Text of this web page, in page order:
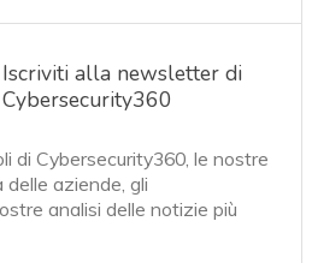
Iscriviti alla newsletter di
Cybersecurity360
di Cybersecurity360, le nostre
delle aziende, gli
analisi delle notizie più